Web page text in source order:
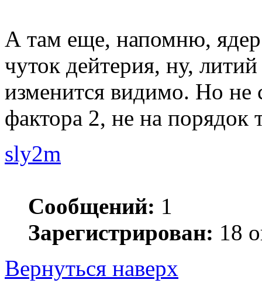
А там еще, напомню,
чуток дейтерия, ну,
изменится видимо. Но не
фактора 2, не на порядок
sly2m
Сообщений: 1
Зарегистрирован: 18
Вернуться наверх